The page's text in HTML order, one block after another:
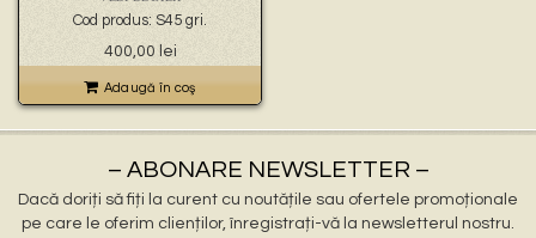
Cod produs: S45 gri.
400,00 lei
Adaugă în coş
– ABONARE NEWSLETTER –
Dacă doriți să fiți la curent cu noutățile sau ofertele promoționale
pe care le oferim clienților, înregistrați-vă la newsletterul nostru.